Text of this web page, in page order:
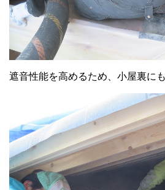
遮音性能を高めるため、小屋裏に